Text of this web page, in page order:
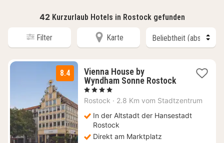
42 Kurzurlaub Hotels in Rostock gefunden
Filter Karte
8.4
Vienna House by
Wyndham Sonne Rostock
1
Nacht
105
, 4 Sterne
Rostock · 2.8 Km vom Stadtzentrum
In der Altstadt der Hansestadt
Rostock
Direkt am Marktplatz